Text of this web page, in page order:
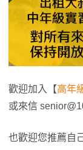
歡迎加入【高年
或來信
也歡迎您推薦自